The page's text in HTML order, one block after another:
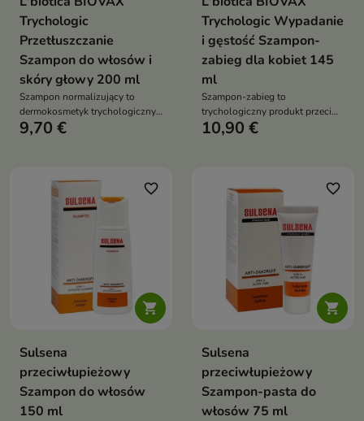
Trychologic
Przetłuszczanie
Szampon do włosów i
skóry głowy 200 ml
Szampon normalizujący to
dermokosmetyk trychologiczny
przeznaczony do pielęgnacji
głowy z objawami łuszczenia i
9,70 €
Trychologic Wypadanie
i gęstość Szampon-
zabieg dla kobiet 145
ml
Szampon-zabieg to
trychologiczny produkt przeciw
wypadaniu włosów, który łączy
Kopyrrolem, Capixylem, kofeiną,
biotyną i niacynamidem wspiera
ograniczenie wypadania,
10,90 €

favorite_border
Sulsena
przeciwłupieżowy
Szampon do włosów
150 ml

favorite_border
Sulsena
przeciwłupieżowy
Szampon-pasta do
włosów 75 ml